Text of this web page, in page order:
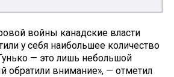
войны канадские власти
у себя наибольшее количество
— это лишь небольшой
обратили внимание», — отметил